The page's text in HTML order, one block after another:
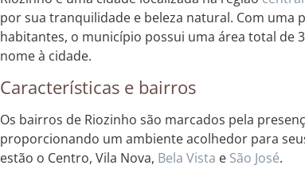
por sua tranquilidade e beleza natural. Com uma
habitantes, o município possui uma área total de
nome à cidade.
Características e bairros
Os bairros de Riozinho são marcados pela
proporcionando um ambiente acolhedor para
estão o Centro, Vila Nova, Bela Vista e São José.